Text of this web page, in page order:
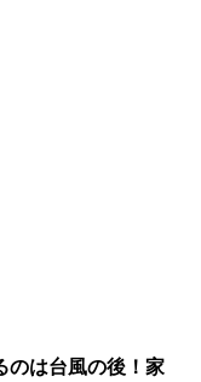
のは台風の後！家